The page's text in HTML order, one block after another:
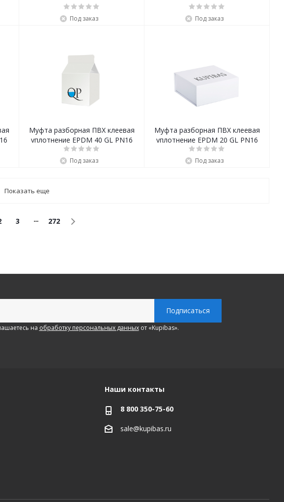
Под заказ Под заказ
Муфта разборная ПВХ клеевая
уплотнение EPDM 40 GL PN16
Под заказ
Муфта разборная ПВХ клеевая
уплотнение EPDM 20 GL PN16
Под заказ
Показать еще
3 272
на обработку персональных данныхот «Kupibas».
Наши контакты
8 800 350-75-60
sale@kupibas.ru